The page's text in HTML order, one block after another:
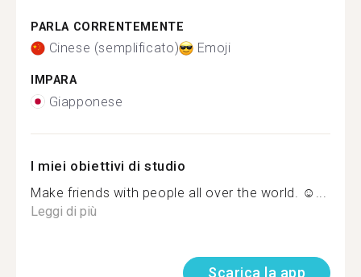
PARLA CORRENTEMENTE
Cinese (semplificato) Emoji
IMPARA
Giapponese
I miei obiettivi di studio
Make friends with people all over the world. ☺...
Leggi di più
Scarica la app